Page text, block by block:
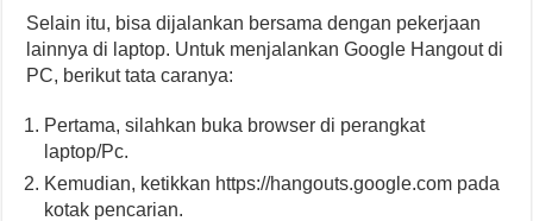
Selain itu, bisa dijalankan bersama dengan pekerjaan
lainnya di laptop. Untuk menjalankan Google Hangout di
PC, berikut tata caranya:
Pertama, silahkan buka browser di perangkat
laptop/Pc.
Kemudian, ketikkan https://hangouts.google.com pada
kotak pencarian.